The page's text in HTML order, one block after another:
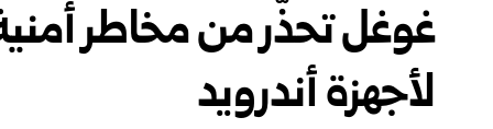
غوغل تحذّر من مخاطر
لأجهزة أندرويد